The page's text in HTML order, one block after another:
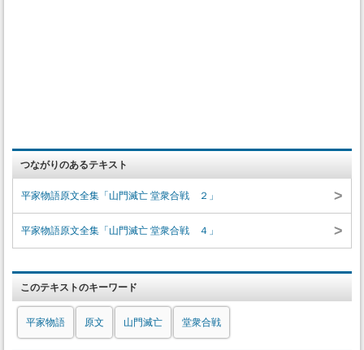
つながりのあるテキスト
平家物語原文全集「山門滅亡 堂衆合戦 ２」 >
平家物語原文全集「山門滅亡 堂衆合戦 ４」 >
このテキストのキーワード
平家物語 原文 山門滅亡 堂衆合戦